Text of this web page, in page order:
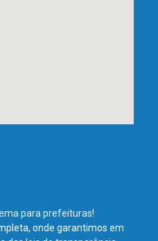
para prefeituras!
onde garantimos em